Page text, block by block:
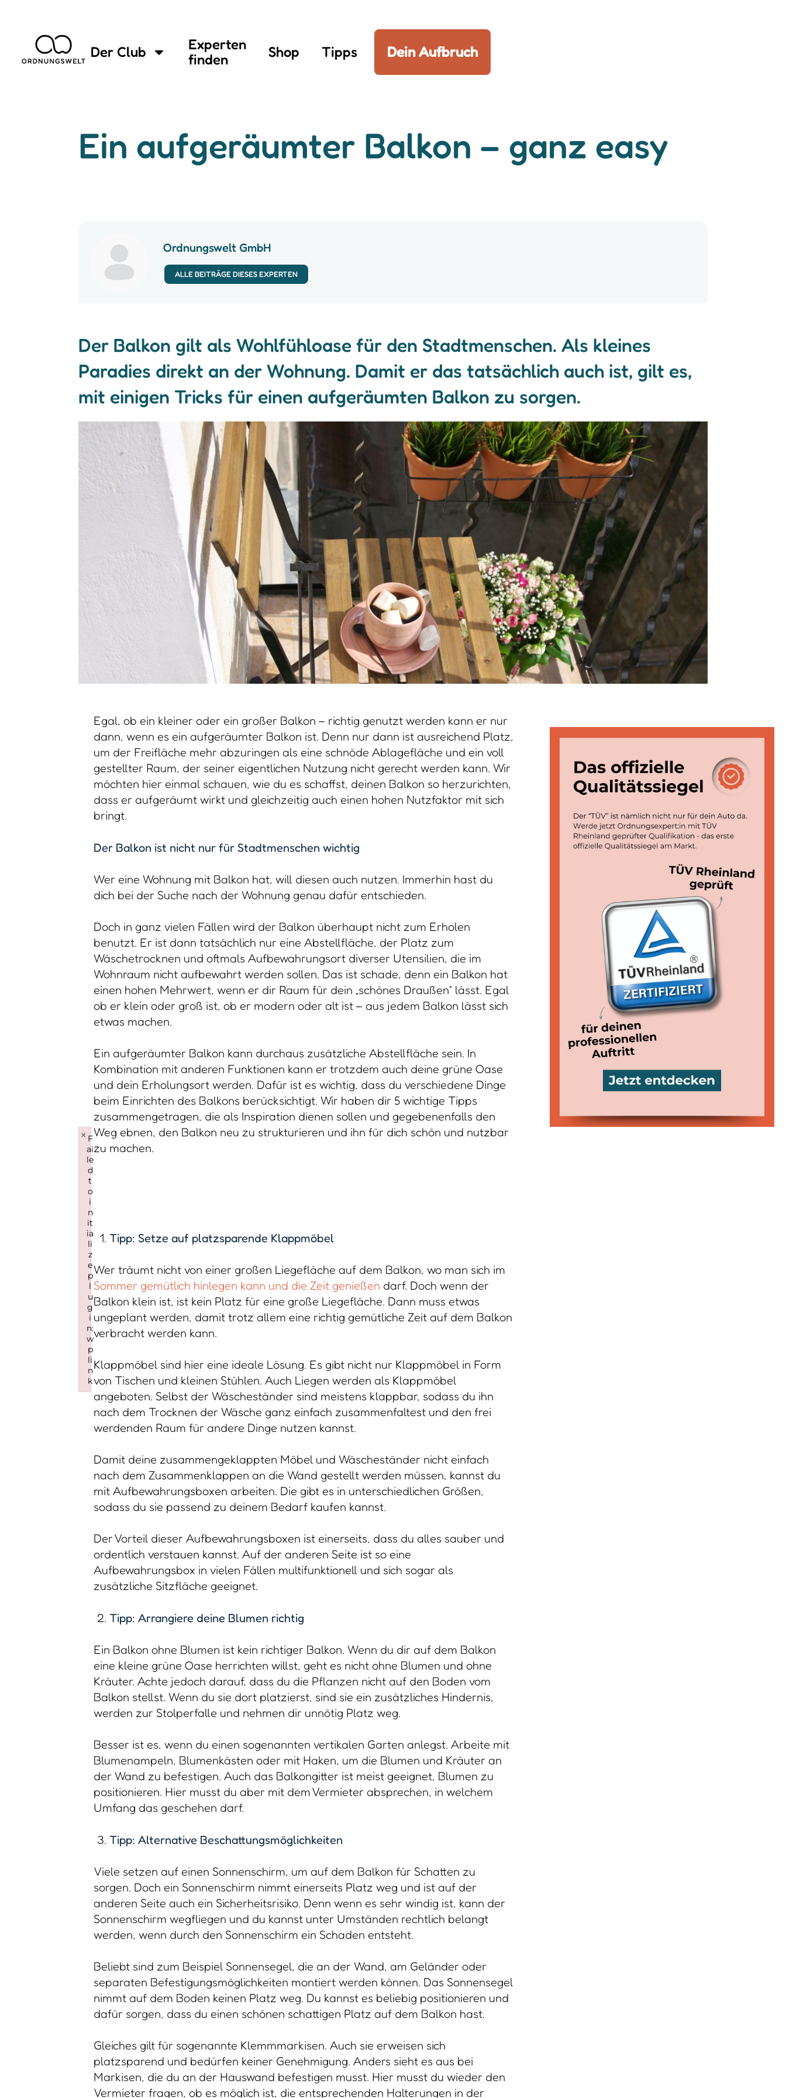
Der Club
Experten
finden
Shop Tipps Dein Aufbruch
Ein aufgeräumter Balkon – ganz easy
Ordnungswelt GmbH
ALLE BEITRÄGE DIESES EXPERTEN
Der Balkon gilt als Wohlfühloase für den Stadtmenschen. Als kleines
Paradies direkt an der Wohnung. Damit er das tatsächlich auch ist, gilt es,
mit einigen Tricks für einen aufgeräumten Balkon zu sorgen.
Egal, ob ein kleiner oder ein großer Balkon – richtig genutzt werden kann er nur
dann, wenn es ein aufgeräumter Balkon ist. Denn nur dann ist ausreichend Platz,
um der Freifläche mehr abzuringen als eine schnöde Ablagefläche und ein voll
gestellter Raum, der seiner eigentlichen Nutzung nicht gerecht werden kann. Wir
möchten hier einmal schauen, wie du es schaffst, deinen Balkon so herzurichten,
dass er aufgeräumt wirkt und gleichzeitig auch einen hohen Nutzfaktor mit sich
bringt.
Der Balkon ist nicht nur für Stadtmenschen wichtig
Wer eine Wohnung mit Balkon hat, will diesen auch nutzen. Immerhin hast du
dich bei der Suche nach der Wohnung genau dafür entschieden.
Doch in ganz vielen Fällen wird der Balkon überhaupt nicht zum Erholen
benutzt. Er ist dann tatsächlich nur eine Abstellfläche, der Platz zum
Wäschetrocknen und oftmals Aufbewahrungsort diverser Utensilien, die im
Wohnraum nicht aufbewahrt werden sollen. Das ist schade, denn ein Balkon hat
einen hohen Mehrwert, wenn er dir Raum für dein „schönes Draußen“ lässt. Egal
ob er klein oder groß ist, ob er modern oder alt ist – aus jedem Balkon lässt sich
etwas machen.
Ein aufgeräumter Balkon kann durchaus zusätzliche Abstellfläche sein. In
Kombination mit anderen Funktionen kann er trotzdem auch deine grüne Oase
und dein Erholungsort werden. Dafür ist es wichtig, dass du verschiedene Dinge
beim Einrichten des Balkons berücksichtigt. Wir haben dir 5 wichtige Tipps
zusammengetragen, die als Inspiration dienen sollen und gegebenenfalls den
Weg ebnen, den Balkon neu zu strukturieren und ihn für dich schön und nutzbar
zu machen.
Tipp: Setze auf platzsparende Klappmöbel
Wer träumt nicht von einer großen Liegefläche auf dem Balkon, wo man sich im
Sommer gemütlich hinlegen kann und die Zeit genießen darf. Doch wenn der
Balkon klein ist, ist kein Platz für eine große Liegefläche. Dann muss etwas
ungeplant werden, damit trotz allem eine richtig gemütliche Zeit auf dem Balkon
verbracht werden kann.
Klappmöbel sind hier eine ideale Lösung. Es gibt nicht nur Klappmöbel in Form
von Tischen und kleinen Stühlen. Auch Liegen werden als Klappmöbel
angeboten. Selbst der Wäscheständer sind meistens klappbar, sodass du ihn
nach dem Trocknen der Wäsche ganz einfach zusammenfaltest und den frei
werdenden Raum für andere Dinge nutzen kannst.
Damit deine zusammengeklappten Möbel und Wäscheständer nicht einfach
nach dem Zusammenklappen an die Wand gestellt werden müssen, kannst du
mit Aufbewahrungsboxen arbeiten. Die gibt es in unterschiedlichen Größen,
sodass du sie passend zu deinem Bedarf kaufen kannst.
Der Vorteil dieser Aufbewahrungsboxen ist einerseits, dass du alles sauber und
ordentlich verstauen kannst. Auf der anderen Seite ist so eine
Aufbewahrungsbox in vielen Fällen multifunktionell und sich sogar als
zusätzliche Sitzfläche geeignet.
Tipp: Arrangiere deine Blumen richtig
Ein Balkon ohne Blumen ist kein richtiger Balkon. Wenn du dir auf dem Balkon
eine kleine grüne Oase herrichten willst, geht es nicht ohne Blumen und ohne
Kräuter. Achte jedoch darauf, dass du die Pflanzen nicht auf den Boden vom
Balkon stellst. Wenn du sie dort platzierst, sind sie ein zusätzliches Hindernis,
werden zur Stolperfalle und nehmen dir unnötig Platz weg.
Besser ist es, wenn du einen sogenannten vertikalen Garten anlegst. Arbeite mit
Blumenampeln, Blumenkästen oder mit Haken, um die Blumen und Kräuter an
der Wand zu befestigen. Auch das Balkongitter ist meist geeignet, Blumen zu
positionieren. Hier musst du aber mit dem Vermieter absprechen, in welchem
Umfang das geschehen darf.
Tipp: Alternative Beschattungsmöglichkeiten
Viele setzen auf einen Sonnenschirm, um auf dem Balkon für Schatten zu
sorgen. Doch ein Sonnenschirm nimmt einerseits Platz weg und ist auf der
anderen Seite auch ein Sicherheitsrisiko. Denn wenn es sehr windig ist, kann der
Sonnenschirm wegfliegen und du kannst unter Umständen rechtlich belangt
werden, wenn durch den Sonnenschirm ein Schaden entsteht.
Beliebt sind zum Beispiel Sonnensegel, die an der Wand, am Geländer oder
separaten Befestigungsmöglichkeiten montiert werden können. Das Sonnensegel
nimmt auf dem Boden keinen Platz weg. Du kannst es beliebig positionieren und
dafür sorgen, dass du einen schönen schattigen Platz auf dem Balkon hast.
Gleiches gilt für sogenannte Klemmmarkisen. Auch sie erweisen sich
platzsparend und bedürfen keiner Genehmigung. Anders sieht es aus bei
Markisen, die du an der Hauswand befestigen musst. Hier musst du wieder den
Vermieter fragen, ob es möglich ist, die entsprechenden Halterungen in der
F
ai
le
d
t
o
i
n
it
ia
li
z
e
p
l
u
g
i
n:
w
p
li
n
k
×
Failed to initialize plugin: wplink